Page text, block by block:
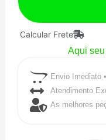
Ap
STD-
4b1606h-
std
Calcular Frete
Aqui
Envio Imediato
Atendimento
As melhores